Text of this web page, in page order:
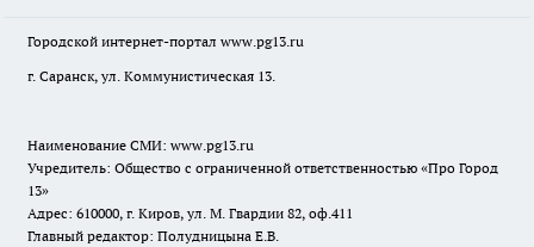
Городской интернет-портал www.pg13.ru
г. Саранск, ул. Коммунистическая 13.
Наименование СМИ: www.pg13.ru
Учредитель: Общество с ограниченной ответственностью «Про Город
13»
Адрес: 610000, г. Киров, ул. М. Гвардии 82, оф.411
Главный редактор: Полудницына Е.В.